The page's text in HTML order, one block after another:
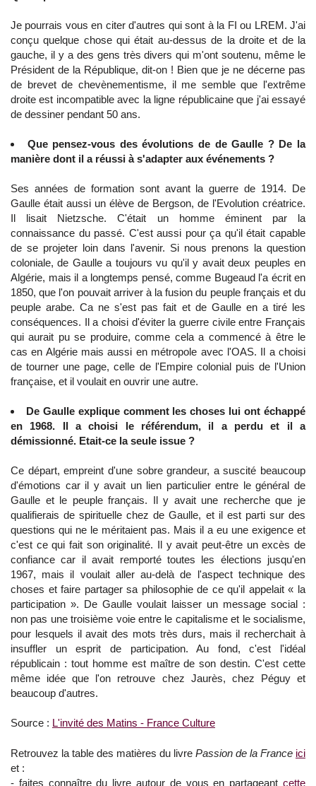
Je pourrais vous en citer d'autres qui sont à la FI ou LREM. J'ai
conçu quelque chose qui était au-dessus de la droite et de la
gauche, il y a des gens très divers qui m'ont soutenu, même le
Président de la République, dit-on ! Bien que je ne décerne pas
de brevet de chevènementisme, il me semble que l'extrême
droite est incompatible avec la ligne républicaine que j'ai essayé
de dessiner pendant 50 ans.
Que pensez-vous des évolutions de de Gaulle ? De la
manière dont il a réussi à s'adapter aux événements ?
Ses années de formation sont avant la guerre de 1914. De
Gaulle était aussi un élève de Bergson, de l'Evolution créatrice.
Il lisait Nietzsche. C'était un homme éminent par la
connaissance du passé. C'est aussi pour ça qu'il était capable
de se projeter loin dans l'avenir. Si nous prenons la question
coloniale, de Gaulle a toujours vu qu'il y avait deux peuples en
Algérie, mais il a longtemps pensé, comme Bugeaud l'a écrit en
1850, que l'on pouvait arriver à la fusion du peuple français et du
peuple arabe. Ca ne s'est pas fait et de Gaulle en a tiré les
conséquences. Il a choisi d'éviter la guerre civile entre Français
qui aurait pu se produire, comme cela a commencé à être le
cas en Algérie mais aussi en métropole avec l'OAS. Il a choisi
de tourner une page, celle de l'Empire colonial puis de l'Union
française, et il voulait en ouvrir une autre.
De Gaulle explique comment les choses lui ont échappé
en 1968. Il a choisi le référendum, il a perdu et il a
démissionné. Etait-ce la seule issue ?
Ce départ, empreint d'une sobre grandeur, a suscité beaucoup
d'émotions car il y avait un lien particulier entre le général de
Gaulle et le peuple français. Il y avait une recherche que je
qualifierais de spirituelle chez de Gaulle, et il est parti sur des
questions qui ne le méritaient pas. Mais il a eu une exigence et
c'est ce qui fait son originalité. Il y avait peut-être un excès de
confiance car il avait remporté toutes les élections jusqu'en
1967, mais il voulait aller au-delà de l'aspect technique des
choses et faire partager sa philosophie de ce qu'il appelait « la
participation ». De Gaulle voulait laisser un message social :
non pas une troisième voie entre le capitalisme et le socialisme,
pour lesquels il avait des mots très durs, mais il recherchait à
insuffler un esprit de participation. Au fond, c'est l'idéal
républicain : tout homme est maître de son destin. C'est cette
même idée que l'on retrouve chez Jaurès, chez Péguy et
beaucoup d'autres.
Source : L'invité des Matins - France Culture
Retrouvez la table des matières du livre Passion de la France ici
et :
- faites connaître du livre autour de vous en partageant cette